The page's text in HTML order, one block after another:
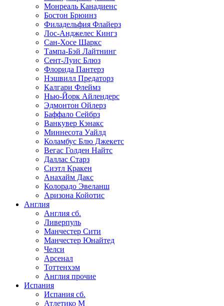
Монреаль Канадиенс
Бостон Брюинз
Филадельфия Флайерз
Лос-Анджелес Кингз
Сан-Хосе Шаркс
Тампа-Бэй Лайтнинг
Сент-Луис Блюз
Флорида Пантерз
Нэшвилл Предаторз
Калгари Флеймз
Нью-Йорк Айлендерс
Эдмонтон Ойлерз
Баффало Сейбрз
Ванкувер Кэнакс
Миннесота Уайлд
Коламбус Блю Джекетс
Вегас Голден Найтс
Даллас Старз
Сиэтл Кракен
Анахайм Дакс
Колорадо Эвеланш
Аризона Койотис
Англия
Англия сб.
Ливерпуль
Манчестер Сити
Манчестер Юнайтед
Челси
Арсенал
Тоттенхэм
Англия прочие
Испания
Испания сб.
Атлетико М